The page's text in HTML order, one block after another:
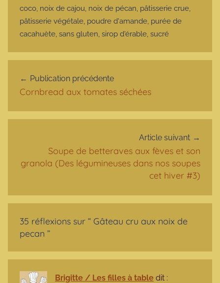
coco, noix de cajou, noix de pécan, pâtisserie crue,
pâtisserie végétale, poudre d'amande, purée de
cacahuète, sans gluten, sirop d'érable, sucré
Publication précédente
Cornbread aux tomates séchées
Article suivant
Soupe de betteraves aux fèves et son
granola (Des légumineuses dans nos soupes
cet hiver #3)
35 réflexions sur “ Gâteau cru aux noix de
pecan ”
Brigitte / Les filles à table dit :